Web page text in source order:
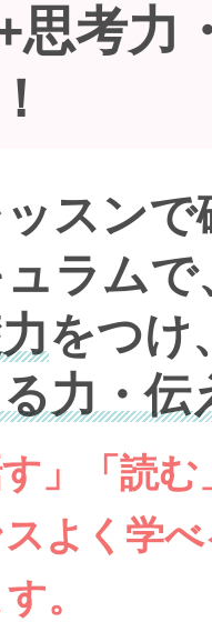
思考力
スン
ラムで
をつけ
力・伝
す」「読
よく学
。